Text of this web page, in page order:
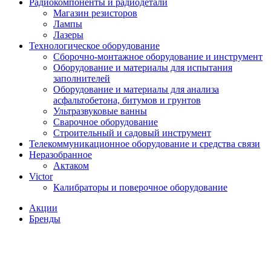
Радиокомпоненты и радиодетали
Магазин резисторов
Лампы
Лазеры
Технологическое оборудование
Сборочно-монтажное оборудование и инструмент
Оборудование и материалы для испытания
заполнителей
Оборудование и материалы для анализа
асфальтобетона, битумов и грунтов
Ультразвуковые ванны
Сварочное оборудование
Строительный и садовый инструмент
Телекоммуникационное оборудование и средства связи
Неразобранное
Актаком
Victor
Калибраторы и поверочное оборудование
Акции
Бренды